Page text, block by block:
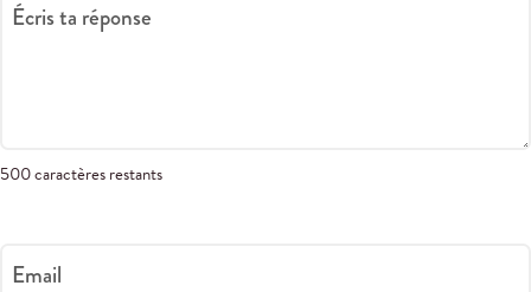
Écris ta réponse
500 caractères restants
Email